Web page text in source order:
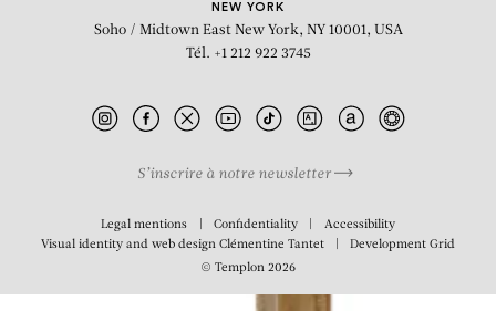
Untitled (JS 1741)
NEW YORK
Soho / Midtown East New York, NY 10001, USA
Tél. +1 212 922 3745
S’inscrire à notre newsletter
Legal mentions Confidentiality
Accessibility
Visual identity and web design Clémentine Tantet DevelopmentGrid
© Templon 2026